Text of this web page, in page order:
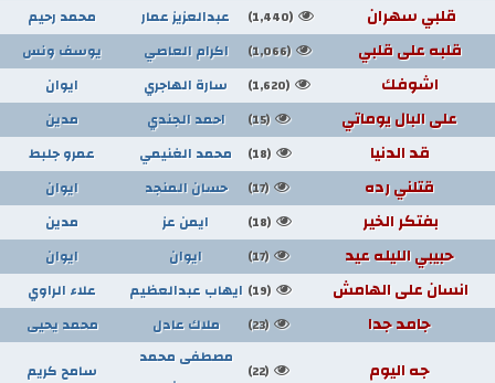
قلبي سهران (1,440) عبدالعزيز عمار محمد رحيم
قلبه على قلبي (1,066) اكرام العاصي يوسف ونس
اشوفك (1,620) سارة الهاجري ايوان
على البال يوماتي (15) احمد الجندي مدين
قد الدنيا (18) محمد الغنيمي عمرو جلبط
قتلني رده (17) حسان المنجد ايوان
بفتكر الخير (18) ايمن عز مدين
حبيبي الليله عيد (17) ايوان ايوان
انسان على الهامش (19) ايهاب عبدالعظيم علاء الراوي
جامد جدا (23) ملاك عادل محمد يحيى
جه اليوم (22)
مصطفى محمد
سامح كريم